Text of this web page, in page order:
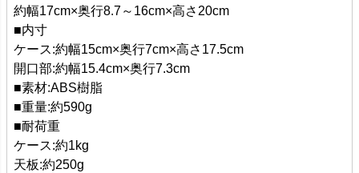
約幅17cm×奥行8.7～16cm×高さ20cm
■内寸
ケース:約幅15cm×奥行7cm×高さ17.5cm
開口部:約幅15.4cm×奥行7.3cm
■素材:ABS樹脂
■重量:約590g
■耐荷重
ケース:約1kg
天板:約250g